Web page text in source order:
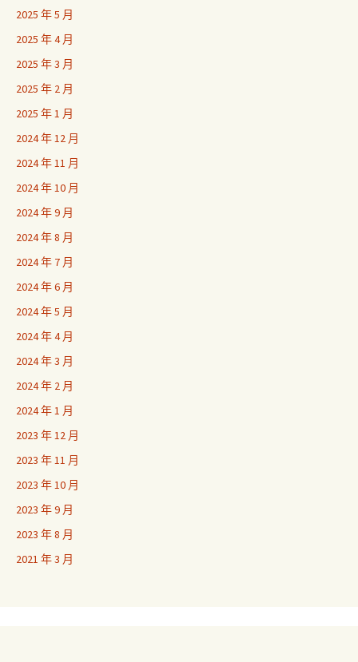
2025 年 5 月
2025 年 4 月
2025 年 3 月
2025 年 2 月
2025 年 1 月
2024 年 12 月
2024 年 11 月
2024 年 10 月
2024 年 9 月
2024 年 8 月
2024 年 7 月
2024 年 6 月
2024 年 5 月
2024 年 4 月
2024 年 3 月
2024 年 2 月
2024 年 1 月
2023 年 12 月
2023 年 11 月
2023 年 10 月
2023 年 9 月
2023 年 8 月
2021 年 3 月